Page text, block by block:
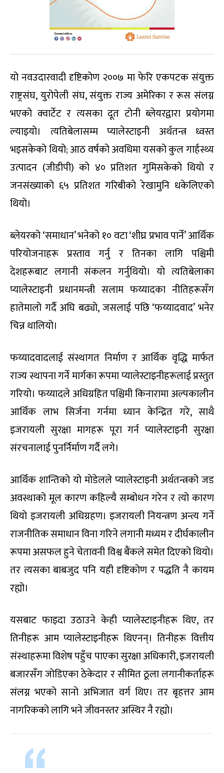
यो नवउदारवादी दृष्टिकोण २००७ मा फेरि एकपटक संयुक्त
राष्ट्रसंघ, युरोपेली संघ, संयुक्त राज्य अमेरिका र रूस संलग्न
भएको क्वार्टेट र त्यसका दूत टोनी ब्लेयरद्वारा प्रयोगमा
ल्याइयो। त्यतिबेलासम्म प्यालेस्टाइनी अर्थतन्त्र ध्वस्त
भइसकेको थियो; आठ वर्षको अवधिमा यसको कुल गार्हस्थ्य
उत्पादन (जीडीपी) को ४० प्रतिशत गुमिसकेको थियो र
जनसंख्याको ६५ प्रतिशत गरिबीको रेखामुनि धकेलिएको
थियो।
ब्लेयरको ‘समाधान’ भनेको १० वटा ‘शीघ्र प्रभाव पार्ने’ आर्थिक
परियोजनाहरू प्रस्ताव गर्नु र तिनका लागि पश्चिमी
देशहरूबाट लगानी संकलन गर्नुथियो। यो त्यतिबेलाका
प्यालेस्टाइनी प्रधानमन्त्री सलाम फय्यादका नीतिहरूसँग
हातेमालो गर्दै अघि बढ्यो, जसलाई पछि ‘फय्यादवाद’ भनेर
चिन्न थालियो।
फय्यादवादलाई संस्थागत निर्माण र आर्थिक वृद्धि मार्फत
राज्य स्थापना गर्ने मार्गका रूपमा प्यालेस्टाइनीहरूलाई प्रस्तुत
गरियो। फय्यादले अधिग्रहित पश्चिमी किनारामा अल्पकालीन
आर्थिक लाभ सिर्जना गर्नमा ध्यान केन्द्रित गरे, साथै
इजरायली सुरक्षा मागहरू पूरा गर्न प्यालेस्टाइनी सुरक्षा
संरचनालाई पुनर्निर्माण गर्दै लगे।
आर्थिक शान्तिको यो मोडेलले प्यालेस्टाइनी अर्थतन्त्रको जड
अवस्थाको मूल कारण कहिल्यै सम्बोधन गरेन र त्यो कारण
थियो इजरायली अधिग्रहण। इजरायली नियन्त्रण अन्त्य गर्ने
राजनीतिक समाधान विना गरिने लगानी मध्यम र दीर्घकालीन
रूपमा असफल हुने चेतावनी विश्व बैंकले समेत दिएको थियो।
तर त्यसका बाबजुद पनि यही दृष्टिकोण र पद्धति नै कायम
रह्यो।
यसबाट फाइदा उठाउने केही प्यालेस्टाइनीहरू थिए, तर
तिनीहरू आम प्यालेस्टाइनीहरू थिएनन्। तिनीहरू वित्तीय
संस्थाहरूमा विशेष पहुँच पाएका सुरक्षा अधिकारी, इजरायली
बजारसँग जोडिएका ठेकेदार र सीमित ठूला लगानीकर्ताहरू
संलग्न भएको सानो अभिजात वर्ग थिए। तर बृहत्तर आम
नागरिकको लागि भने जीवनस्तर अस्थिर नै रह्यो।